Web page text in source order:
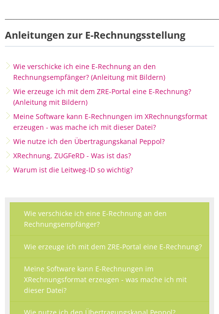
Anleitungen zur E-Rechnungsstellung
Wie verschicke ich eine E-Rechnung an den
Rechnungsempfänger? (Anleitung mit Bildern)
Wie erzeuge ich mit dem ZRE-Portal eine E-Rechnung?
(Anleitung mit Bildern)
Meine Software kann E-Rechnungen im XRechnungsformat
erzeugen - was mache ich mit dieser Datei?
Wie nutze ich den Übertragungskanal Peppol?
XRechnung, ZUGFeRD - Was ist das?
Warum ist die Leitweg-ID so wichtig?
Wie verschicke ich eine E-Rechnung an den
Rechnungsempfänger?
Wie erzeuge ich mit dem ZRE-Portal eine E-Rechnung?
Meine Software kann E-Rechnungen im
XRechnungsformat erzeugen - was mache ich mit
dieser Datei?